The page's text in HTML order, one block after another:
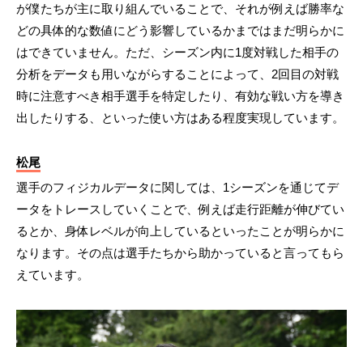
が僕たちが主に取り組んでいることで、それが例えば勝率な
どの具体的な数値にどう影響しているかまではまだ明らかに
はできていません。ただ、シーズン内に1度対戦した相手の
分析をデータも用いながらすることによって、2回目の対戦
時に注意すべき相手選手を特定したり、有効な戦い方を導き
出したりする、といった使い方はある程度実現しています。
松尾
選手のフィジカルデータに関しては、1シーズンを通じてデ
ータをトレースしていくことで、例えば走行距離が伸びてい
るとか、身体レベルが向上しているといったことが明らかに
なります。その点は選手たちから助かっていると言ってもら
えています。